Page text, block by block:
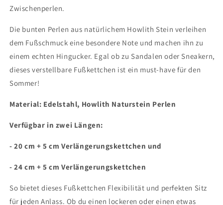
Howlith
Edelstahl
Edelstahl
Zwischenperlen.
Die bunten Perlen aus natürlichem Howlith Stein verleihen
dem Fußschmuck eine besondere Note und machen ihn zu
einem echten Hingucker. Egal ob zu Sandalen oder Sneakern,
dieses verstellbare Fußkettchen ist ein must-have für den
Sommer!
Material: Edelstahl, Howlith Naturstein Perlen
Verfügbar in zwei Längen:
- 20 cm + 5 cm Verlängerungskettchen und
- 24 cm + 5 cm Verlängerungskettchen
So bietet dieses Fußkettchen Flexibilität und perfekten Sitz
für jeden Anlass. Ob du einen lockeren oder einen etwas